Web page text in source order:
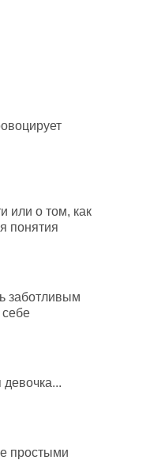
или о том, как
понятия
заботливым
простыми